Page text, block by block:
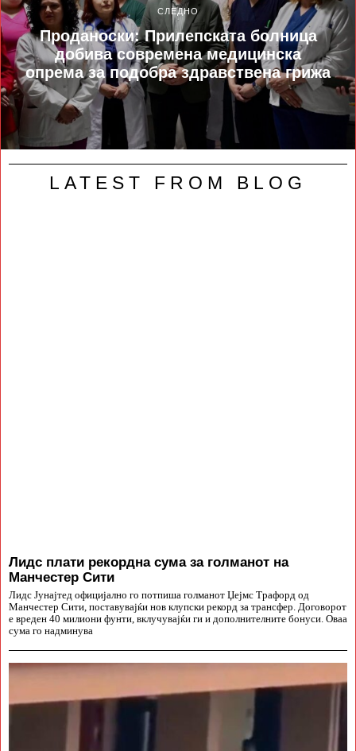
СЛЕДНО
Проданоски: Прилепската болница
добива современа медицинска
опрема за подобра здравствена грижа
LATEST FROM BLOG
Лидс плати рекордна сума за голманот на
Манчестер Сити
Лидс Јунајтед официјално го потпиша голманот Џејмс Трафорд од
Манчестер Сити, поставувајќи нов клупски рекорд за трансфер. Договорот
е вреден 40 милиони фунти, вклучувајќи ги и дополнителните бонуси. Оваа
сума го надминува